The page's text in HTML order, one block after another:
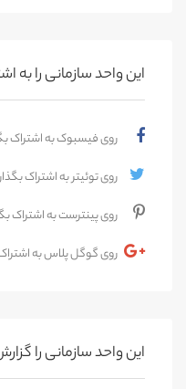
این واحد سازمانی را به
روی فیسبوک به اشتراک
روی توئیتر به اشتراک بگذار
روی پینترست به اشتراک
روی گوگل پلاس به
این واحد سازمانی را